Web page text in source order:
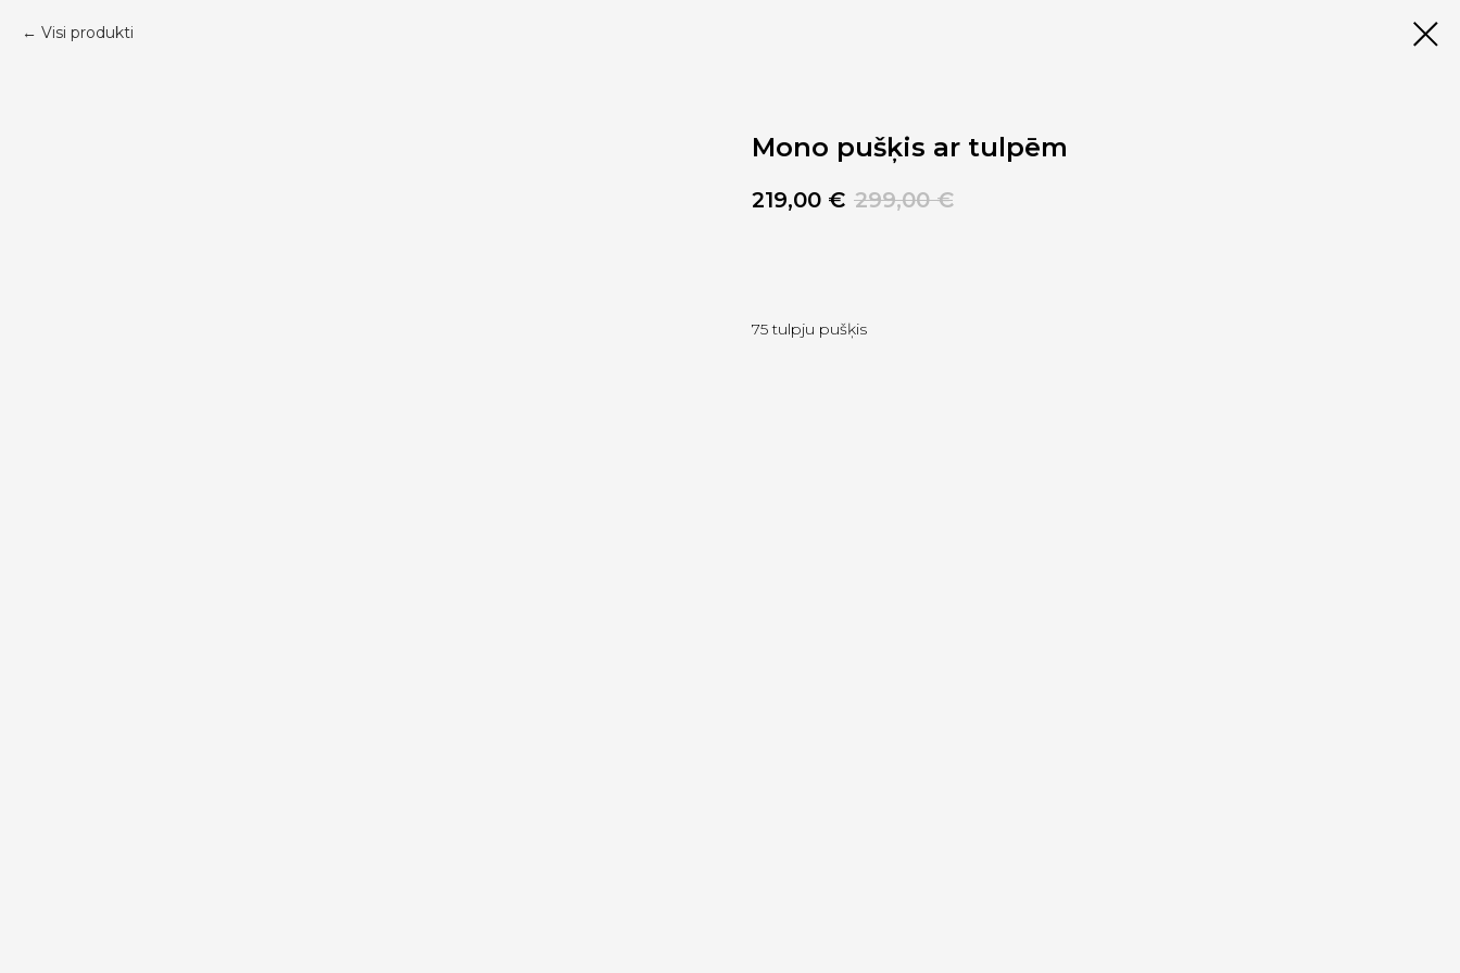
Visi produkti
Mono pušķis ar tulpēm
219,00 € 299,00 €
75 tulpju pušķis